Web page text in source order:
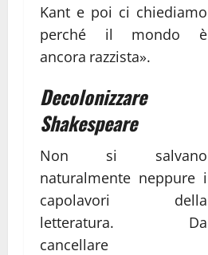
Kant e poi ci chiediamo
perché il mondo è
ancora razzista».
Decolonizzare
Shakespeare
Non si salvano
naturalmente neppure i
capolavori della
letteratura. Da
cancellare